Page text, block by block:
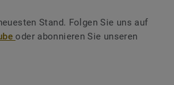
Stand. Folgen Sie uns auf
oder abonnieren Sie unseren